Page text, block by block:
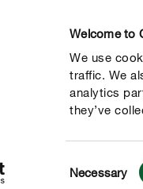
Welcome to
We use
traffic. We
analytics
they’ve
Selection
Necessary
Themenwelten Bio Sortiment